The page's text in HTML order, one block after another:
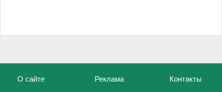
О сайте Реклама Контакты